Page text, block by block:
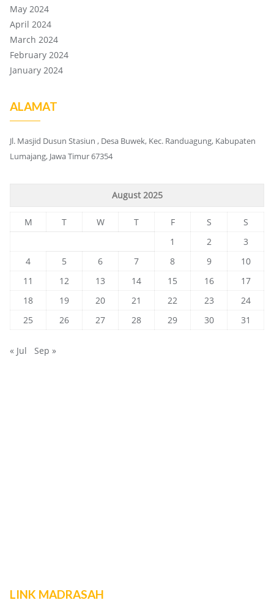
May 2024
April 2024
March 2024
February 2024
January 2024
ALAMAT
Jl. Masjid Dusun Stasiun , Desa Buwek, Kec. Randuagung, Kabupaten
Lumajang, Jawa Timur 67354
August 2025
M T W T F S
S
1
2
3
4
5 6 7 8 9
10
11
12 13 14 15 16
17
18
19 20 21 22 23
24
25
26 27 28 29 30 31
« Jul Sep »
LINK MADRASAH